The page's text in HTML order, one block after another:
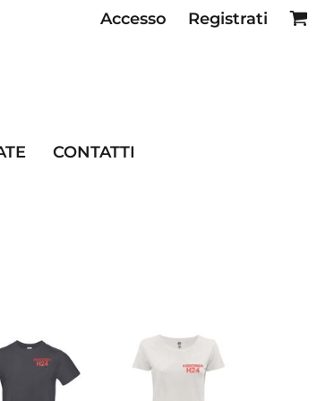
Accesso Registrati
CONTATTI